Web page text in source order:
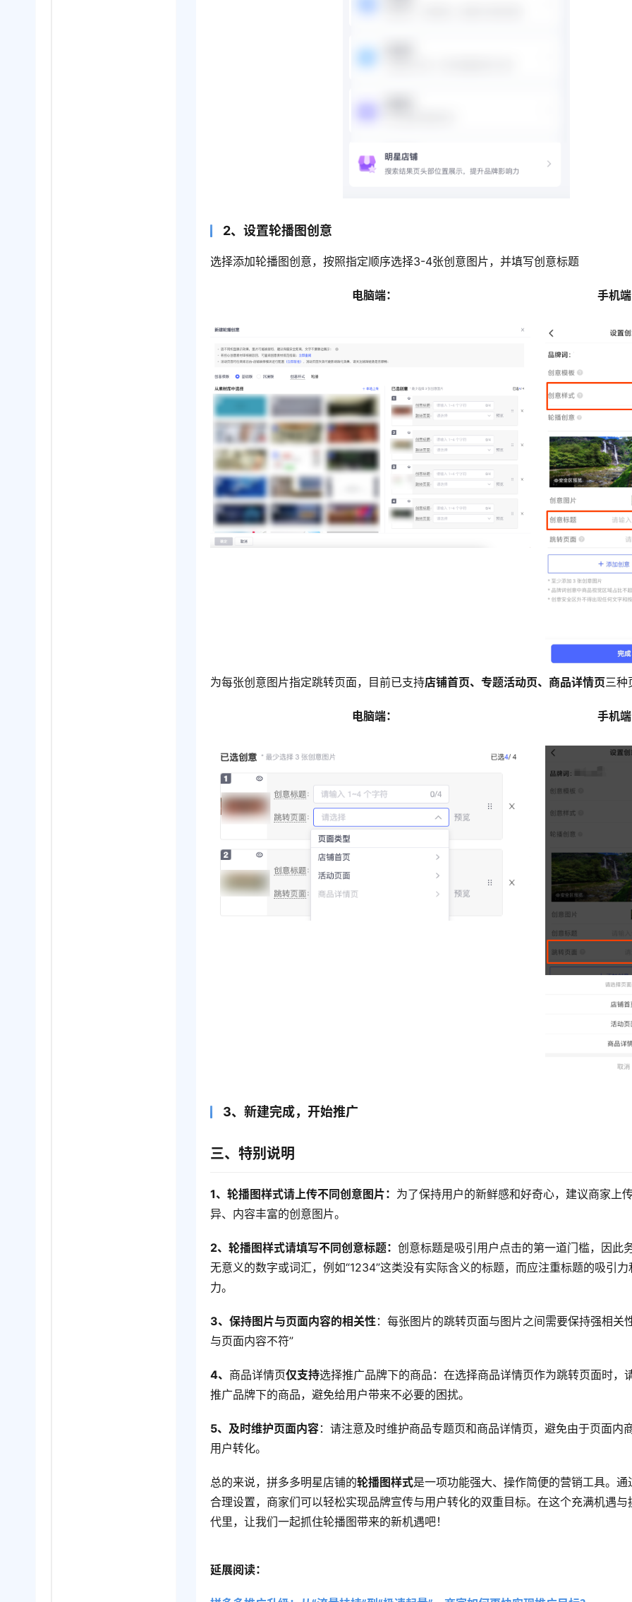
2、设置轮播图创意
选择添加轮播图创意，按照指定顺序选择3-4张创意图片，并填写创意标题
电脑端： 手机
为每张创意图片指定跳转页面，目前已支持店铺首页、专题活动页、商品详情页三种
电脑端： 手机
3、新建完成，开始推广
三、特别说明
1、轮播图样式请上传不同创意图片： 为了保持用户的新鲜感和好奇心，建议商家上
异、内容丰富的创意图片。
2、轮播图样式请填写不同创意标题：创意标题是吸引用户点击的第一道门槛，因此
无意义的数字或词汇，例如“1234”这类没有实际含义的标题，而应注重标题的吸引
力。
3、保持图片与页面内容的相关性 ：每张图片的跳转页面与图片之间需要保持强相关
与页面内容不符”
4、 商品详情页仅支持选择推广品牌下的商品：在选择商品详情页作为跳转页面时，
推广品牌下的商品，避免给用户带来不必要的困扰。
5、及时维护页面内容：请注意及时维护商品专题页和商品详情页，避免由于页面内
用户转化。
总的来说，拼多多明星店铺的轮播图样式是一项功能强大、操作简便的营销工具。通
合理设置，商家们可以轻松实现品牌宣传与用户转化的双重目标。在这个充满机遇与
代里，让我们一起抓住轮播图带来的新机遇吧！
延展阅读：